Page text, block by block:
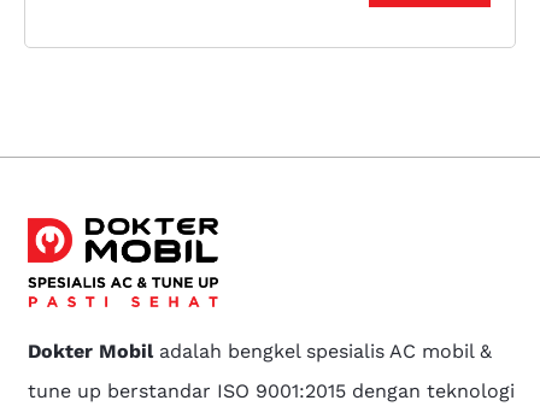
Dokter Mobiladalah bengkel spesialis AC mobil &
tune up berstandar ISO 9001:2015 dengan teknologi